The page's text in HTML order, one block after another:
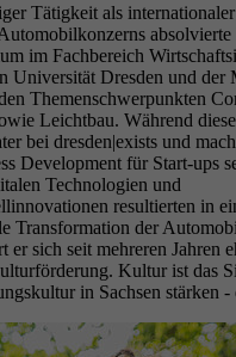
Tätigkeit als
im Fachbereich
Universität Dresden und der
Themenschwerpunkten
Leichtbau. Während
bei dresden|exists und
Development für Start-ups
Technologien und
resultierten in
Transformation der
er sich seit mehreren Jahren
Kultur ist das
in Sachsen stärken